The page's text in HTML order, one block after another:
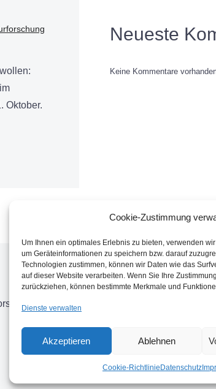
Cookie-Zustimmung
Um Ihnen ein optimales Erlebnis zu bieten, verwenden
um Geräteinformationen zu speichern bzw. darauf
Technologien zustimmen, können wir Daten wie das
auf dieser Website verarbeiten. Wenn Sie Ihre
zurückziehen, können bestimmte Merkmale und
Dienste verwalten
Akzeptieren Ablehnen
Cookie-Richtlinie Datenschutz
Oktober.
Neueste
Keine Kommentare